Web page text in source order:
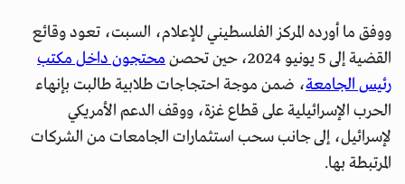
ووفق ما أورده المركز الفلسطيني للإعلام، السبت، تعود وقائع
القضية إلى 5 يونيو 2024، حين تحصن
محتجون داخل مكتب
رئيس الجامعة، ضمن موجة احتجاجات طلابية طالبت بإنهاء
الحرب الإسرائيلية على قطاع غزة، ووقف الدعم الأمريكي
لإسرائيل، إلى جانب سحب استثمارات الجامعات من الشركات
المرتبطة بها.